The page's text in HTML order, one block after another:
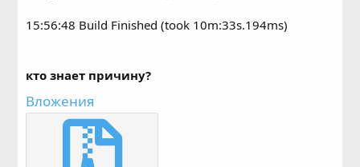
15:56:48 Build Finished (took 10m:33s.194ms)
кто знает причину?
Вложения